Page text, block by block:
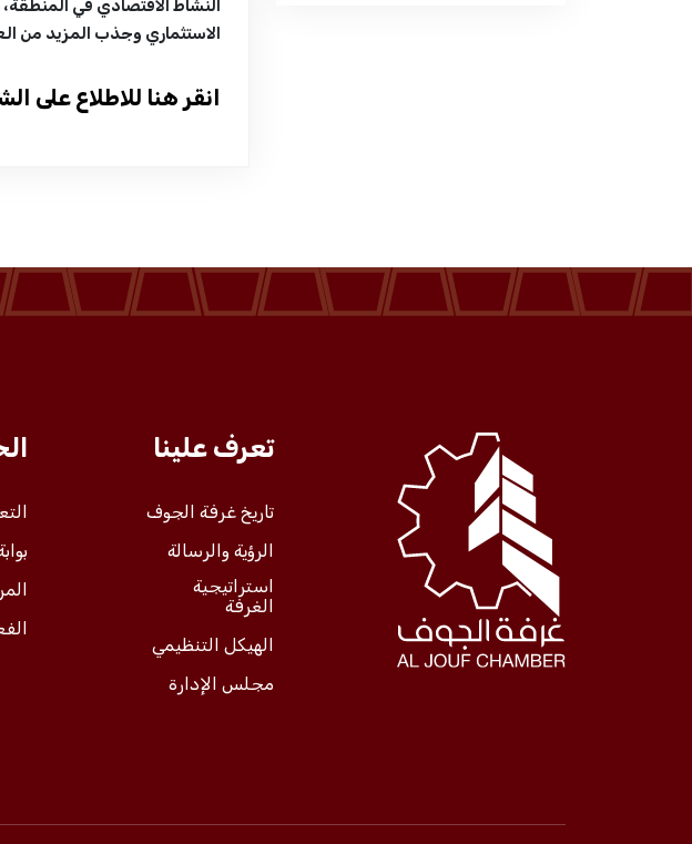
مشاريع الغرفة
النشاط الاقتصادي في
الاستثماري وجذب المزيد من
انقر هنا للاطلاع على
تعرف علينا
تاريخ غرفة الجوف
الرؤية والرسالة
استراتيجية
الغرفة
الهيكل التنظيمي
مجلس الإدارة